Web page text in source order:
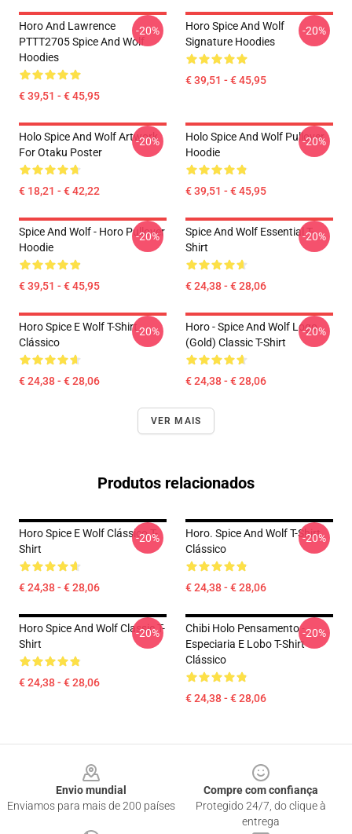
Horo And Lawrence
PTTT2705 Spice And Wolf
Hoodies
€ 39,51 - € 45,95
-20%
Horo Spice And Wolf
Signature Hoodies
€ 39,51 - € 45,95
-20%
Holo Spice And Wolf Artwork
For Otaku Poster
€ 18,21 - € 42,22
-20%
Holo Spice And Wolf Pullover
Hoodie
€ 39,51 - € 45,95
-20%
Spice And Wolf - Horo Pullover
Hoodie
€ 39,51 - € 45,95
-20%
Spice And Wolf Essential T-
Shirt
€ 24,38 - € 28,06
-20%
Horo Spice E Wolf T-Shirt
Clássico
€ 24,38 - € 28,06
-20%
Horo - Spice And Wolf Logo
(Gold) Classic T-Shirt
€ 24,38 - € 28,06
-20%
VER MAIS
Produtos relacionados
Horo Spice E Wolf Clássico T-
Shirt
€ 24,38 - € 28,06
-20%
Horo. Spice And Wolf T-Shirt
Clássico
€ 24,38 - € 28,06
-20%
Horo Spice And Wolf Classic T-
Shirt
€ 24,38 - € 28,06
-20%
Chibi Holo Pensamento -
Especiaria E Lobo T-Shirt
Clássico
€ 24,38 - € 28,06
-20%
Envio mundial
Enviamos para mais de 200 países
Compre com confiança
Protegido 24/7, do clique à
entrega